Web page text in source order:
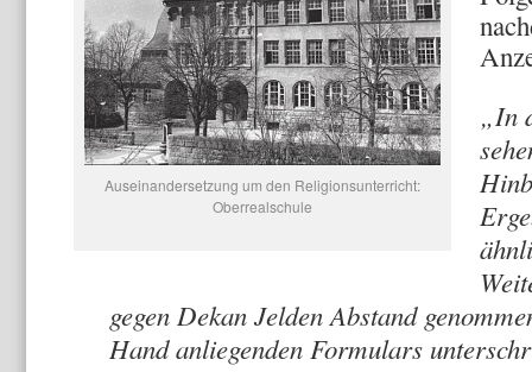
Auseinandersetzung um den Religionsunterricht:
Oberrealschule
„In
gegen Dekan Jelden Abstand
Hand anliegenden Formulars